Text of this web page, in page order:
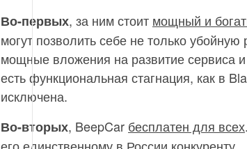
Во-первых, за ним стоит мощный и
могут позволить себе не только
мощные вложения на развитие сервиса
есть функциональная стагнация, как в
исключена.
Во-вторых, BeepCar бесплатен для всех